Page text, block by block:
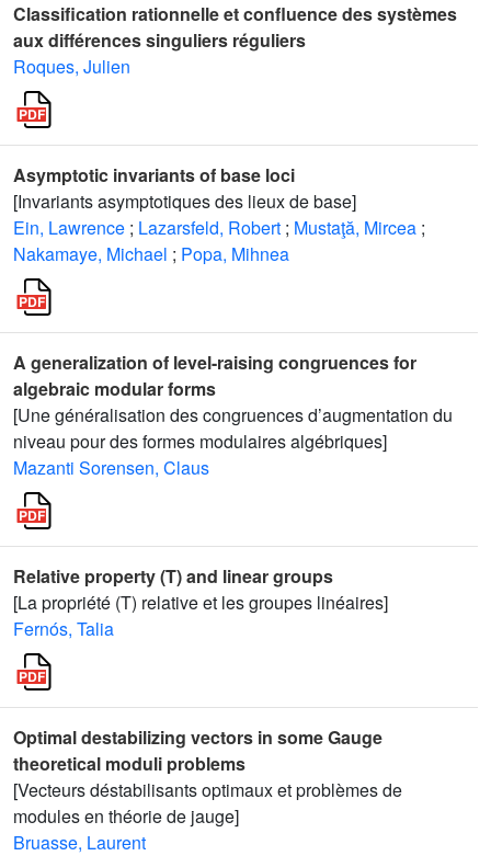
Classification rationnelle et confluence des systèmes
aux différences singuliers réguliers
Roques, Julien
Asymptotic invariants of base loci
[Invariants asymptotiques des lieux de base]
Ein, Lawrence ; Lazarsfeld, Robert ; Mustaţă, Mircea ;
Nakamaye, Michael ; Popa, Mihnea
A generalization of level-raising congruences for
algebraic modular forms
[Une généralisation des congruences d’augmentation du
niveau pour des formes modulaires algébriques]
Mazanti Sorensen, Claus
Relative property (T) and linear groups
[La propriété (T) relative et les groupes linéaires]
Fernós, Talia
Optimal destabilizing vectors in some Gauge
theoretical moduli problems
[Vecteurs déstabilisants optimaux et problèmes de
modules en théorie de jauge]
Bruasse, Laurent